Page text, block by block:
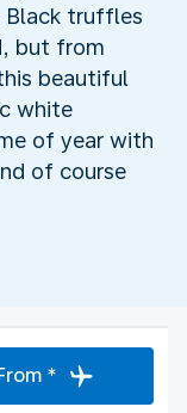
Black truffles
but from
beautiful
white
of year with
of course
*